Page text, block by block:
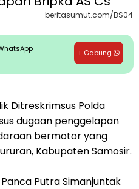
beritasumut.com/BS04
+ Gabung
Ditreskrimsus Polda
dugaan penggelapan
bermotor yang
Kabupaten Samosir.
Putra Simanjuntak